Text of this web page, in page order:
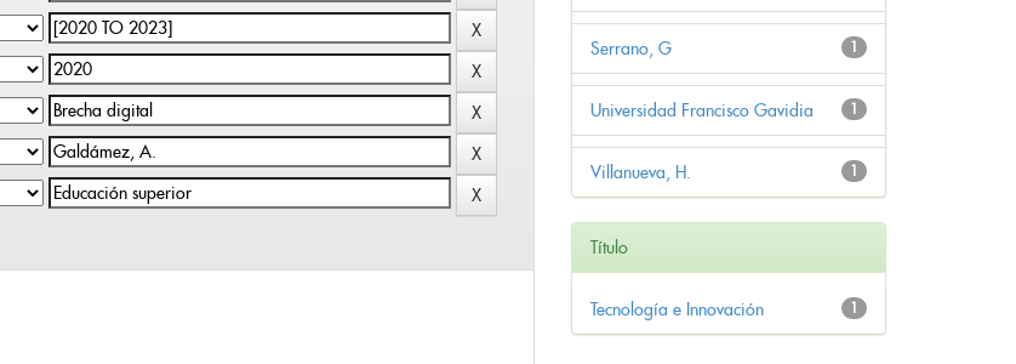
1
Serrano, G
1
Universidad Francisco Gavidia
1
Villanueva, H.
Título
1
Tecnología e Innovación